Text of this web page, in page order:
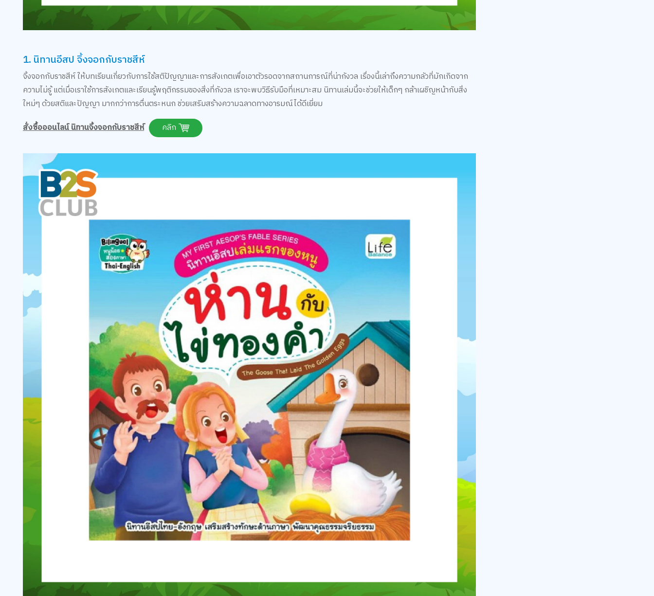
1. นิทานอีสป จิ้งจอกกับราชสีห์
จิ้งจอกกับราชสีห์ ให้บทเรียนเกี่ยวกับการใช้สติปัญญาและการสังเกตเพื่อเอาตัวรอดจากสถานการณ์ที่น่ากังวล เรื่องนี้เล่าถึงความกลัวที่มักเกิดจาก
ความไม่รู้ แต่เมื่อเราใช้การสังเกตและเรียนรู้พฤติกรรมของสิ่งที่กังวล เราจะพบวิธีรับมือที่เหมาะสม นิทานเล่มนี้จะช่วยให้เด็กๆ กล้าเผชิญหน้ากับสิ่ง
ใหม่ๆ ด้วยสติและปัญญา มากกว่าการตื่นตระหนก ช่วยเสริมสร้างความฉลาดทางอารมณ์ได้ดีเยี่ยม
สั่งซื้อออนไลน์ นิทานจิ้งจอกกับราชสีห์
คลิก